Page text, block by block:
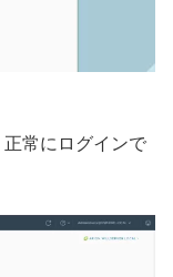
常にログインで